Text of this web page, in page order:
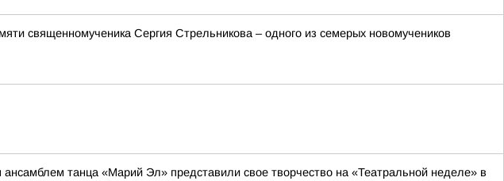
священномученика Сергия Стрельникова – одного из семерых новомучеников
танца «Марий Эл» представили свое творчество на «Театральной неделе» в